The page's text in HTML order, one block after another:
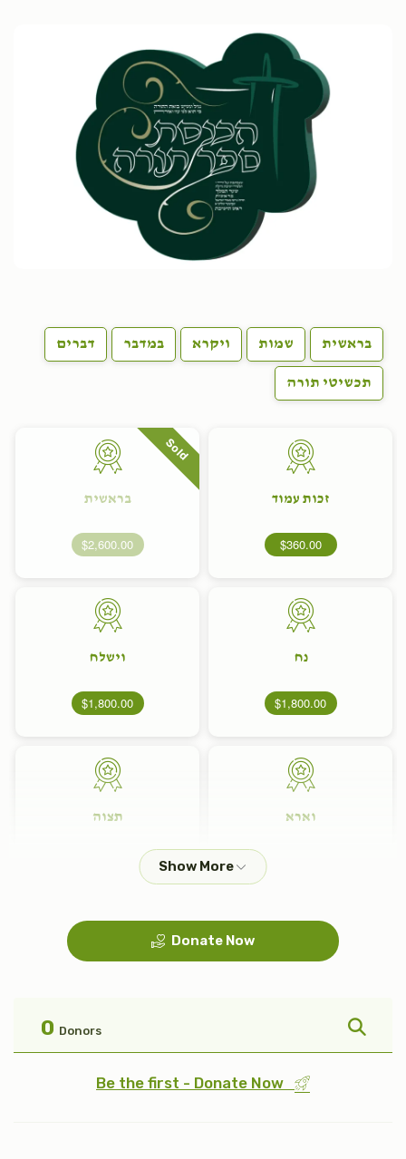
בראשית שמות ויקרא במדבר דברים
תכשיטי תורה
זכות עמוד
$360.00
Sold
בראשית
$2,600.00
נח
$1,800.00
וישלח
$1,800.00
וארא תצוה
Donate Now
0 Donors
Be the first - Donate Now